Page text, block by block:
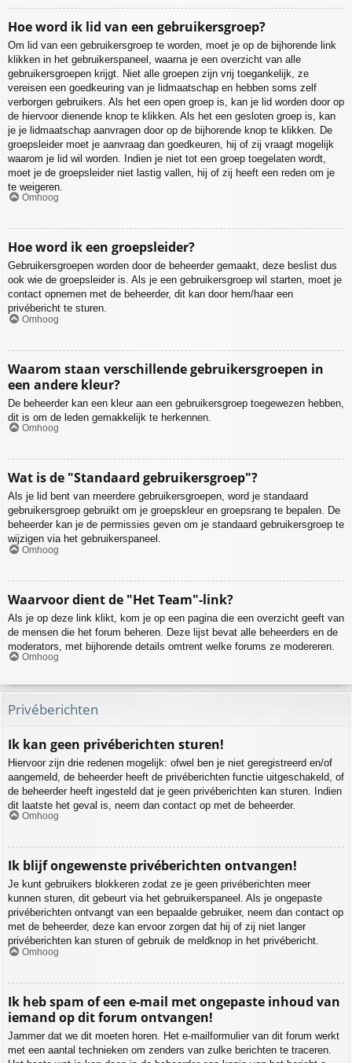
Hoe word ik lid van een gebruikersgroep?
Om lid van een gebruikersgroep te worden, moet je op de bijhorende link
klikken in het gebruikerspaneel, waarna je een overzicht van alle
gebruikersgroepen krijgt. Niet alle groepen zijn vrij toegankelijk, ze
vereisen een goedkeuring van je lidmaatschap en hebben soms zelf
verborgen gebruikers. Als het een open groep is, kan je lid worden door op
de hiervoor dienende knop te klikken. Als het een gesloten groep is, kan
je je lidmaatschap aanvragen door op de bijhorende knop te klikken. De
groepsleider moet je aanvraag dan goedkeuren, hij of zij vraagt mogelijk
waarom je lid wil worden. Indien je niet tot een groep toegelaten wordt,
moet je de groepsleider niet lastig vallen, hij of zij heeft een reden om je
te weigeren.
Omhoog
Hoe word ik een groepsleider?
Gebruikersgroepen worden door de beheerder gemaakt, deze beslist dus
ook wie de groepsleider is. Als je een gebruikersgroep wil starten, moet je
contact opnemen met de beheerder, dit kan door hem/haar een
privébericht te sturen.
Omhoog
Waarom staan verschillende gebruikersgroepen in
een andere kleur?
De beheerder kan een kleur aan een gebruikersgroep toegewezen hebben,
dit is om de leden gemakkelijk te herkennen.
Omhoog
Wat is de "Standaard gebruikersgroep"?
Als je lid bent van meerdere gebruikersgroepen, word je standaard
gebruikersgroep gebruikt om je groepskleur en groepsrang te bepalen. De
beheerder kan je de permissies geven om je standaard gebruikersgroep te
wijzigen via het gebruikerspaneel.
Omhoog
Waarvoor dient de "Het Team"-link?
Als je op deze link klikt, kom je op een pagina die een overzicht geeft van
de mensen die het forum beheren. Deze lijst bevat alle beheerders en de
moderators, met bijhorende details omtrent welke forums ze modereren.
Omhoog
Privéberichten
Ik kan geen privéberichten sturen!
Hiervoor zijn drie redenen mogelijk: ofwel ben je niet geregistreerd en/of
aangemeld, de beheerder heeft de privéberichten functie uitgeschakeld, of
de beheerder heeft ingesteld dat je geen privéberichten kan sturen. Indien
dit laatste het geval is, neem dan contact op met de beheerder.
Omhoog
Ik blijf ongewenste privéberichten ontvangen!
Je kunt gebruikers blokkeren zodat ze je geen privéberichten meer
kunnen sturen, dit gebeurt via het gebruikerspaneel. Als je ongepaste
privéberichten ontvangt van een bepaalde gebruiker, neem dan contact op
met de beheerder, deze kan ervoor zorgen dat hij of zij niet langer
privéberichten kan sturen of gebruik de meldknop in het privébericht.
Omhoog
Ik heb spam of een e-mail met ongepaste inhoud van
iemand op dit forum ontvangen!
Jammer dat we dit moeten horen. Het e-mailformulier van dit forum werkt
met een aantal technieken om zenders van zulke berichten te traceren.